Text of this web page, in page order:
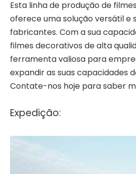
Esta linha de produção de
oferece uma solução versátil e
fabricantes. Com a sua
filmes decorativos de alta
ferramenta valiosa para
expandir as suas capacidades
Contate-nos hoje para saber
Expedição: